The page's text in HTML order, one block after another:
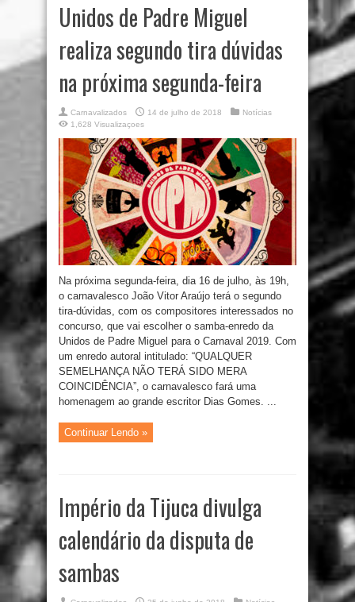
Unidos de Padre Miguel
realiza segundo tira dúvidas
na próxima segunda-feira
Carnavalizados 14 de julho de 2018
Notícias
1,628 Visualizaçoes
Na próxima segunda-feira, dia 16 de julho, às 19h,
o carnavalesco João Vitor Araújo terá o segundo
tira-dúvidas, com os compositores interessados no
concurso, que vai escolher o samba-enredo da
Unidos de Padre Miguel para o Carnaval 2019. Com
um enredo autoral intitulado: “QUALQUER
SEMELHANÇA NÃO TERÁ SIDO MERA
COINCIDÊNCIA”, o carnavalesco fará uma
homenagem ao grande escritor Dias Gomes. ...
Continuar Lendo »
Império da Tijuca divulga
calendário da disputa de
sambas